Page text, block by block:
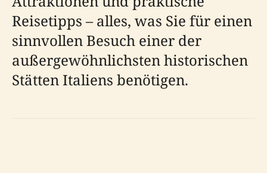
Reisetipps – alles, was Sie für einen
sinnvollen Besuch einer der
außergewöhnlichsten historischen
Stätten Italiens benötigen.